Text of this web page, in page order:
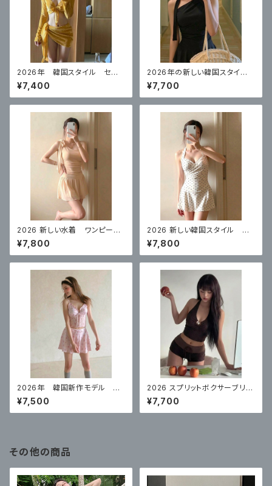
2026年 韓国スタイル セク
シービキニイエロー 4点セット
¥7,400
2026年の新しい韓国スタイ
ル ハイエンドのワンピースブ
ラックスカートスタイル 体型カ
バー
¥7,700
2026 新しい水着 ワンピース
スカートスタイルコンサバティ
ブ ハイエンド 体型カバー
¥7,800
2026 新しい韓国スタイル ワ
ンピーススカートスタイル白水
玉控えめな腹カバー
¥7,800
2026年 韓国新作モデル 高
級スプリットスカート ナイトプ
ールにぴったり
¥7,500
2026 スプリットボクサーブリー
フハイエンドコーヒーカラー水
玉リゾート
¥7,700
その他の商品